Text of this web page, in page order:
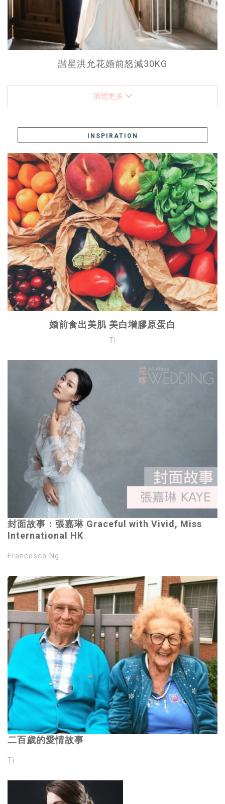
諧星洪允花婚前怒減30KG
瀏覽更多
INSPIRATION
婚前食出美肌 美白增膠原蛋白
Ti
封面故事：張嘉琳 Graceful with Vivid, Miss
International HK
Francesca Ng
二百歲的愛情故事
Ti